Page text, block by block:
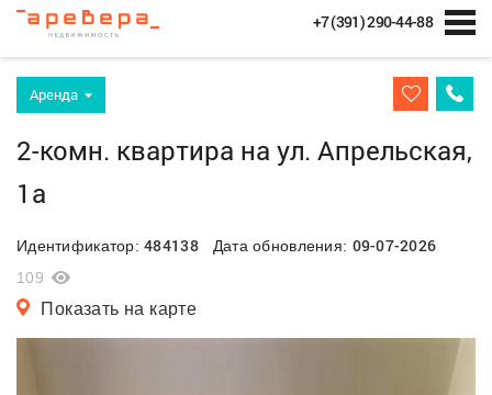
+7 (391) 290-44-88
Аренда
2-комн. квартира на ул. Апрельская,
1а
Идентификатор:484138Дата обновления: 09-07-2026
109
Показать на карте